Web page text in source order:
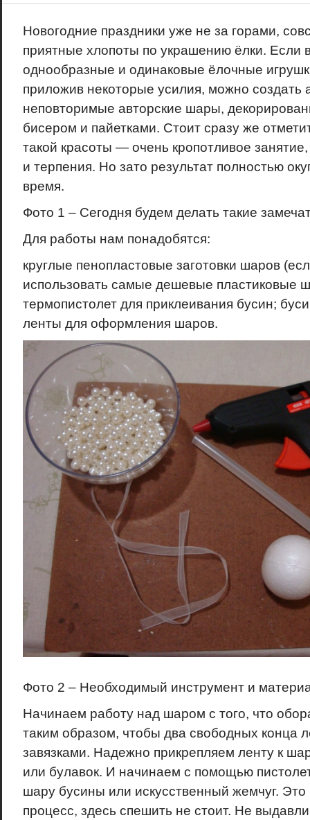
Новогодние праздники уже не за горами,
приятные хлопоты по украшению ёлки. Если
однообразные и одинаковые ёлочные
приложив некоторые усилия, можно создать
неповторимые авторские шары,
бисером и пайетками. Стоит сразу же
такой красоты — очень кропотливое
и терпения. Но зато результат полностью
время.
Фото 1 – Сегодня будем делать такие
Для работы нам понадобятся:
круглые пенопластовые заготовки шаров
использовать самые дешевые пластиковые
термопистолет для приклеивания бусин;
ленты для оформления шаров.
Фото 2 – Необходимый инструмент и
Начинаем работу над шаром с того, что
таким образом, чтобы два свободных конца
завязками. Надежно прикрепляем ленту к
или булавок. И начинаем с помощью
шару бусины или искусственный жемчуг. Это
процесс, здесь спешить не стоит. Не